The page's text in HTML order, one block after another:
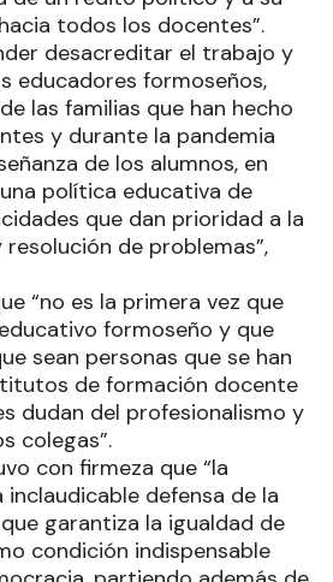
todos los docentes”.
desacreditar el trabajo y
educadores formoseños,
las familias que han hecho
y durante la pandemia
de los alumnos, en
política educativa de
que dan prioridad a la
de problemas”,
“no es la primera vez que
formoseño y que
sean personas que se han
de formación docente
dudan del profesionalismo y
colegas”.
con firmeza que “la
defensa de la
garantiza la igualdad de
condición indispensable